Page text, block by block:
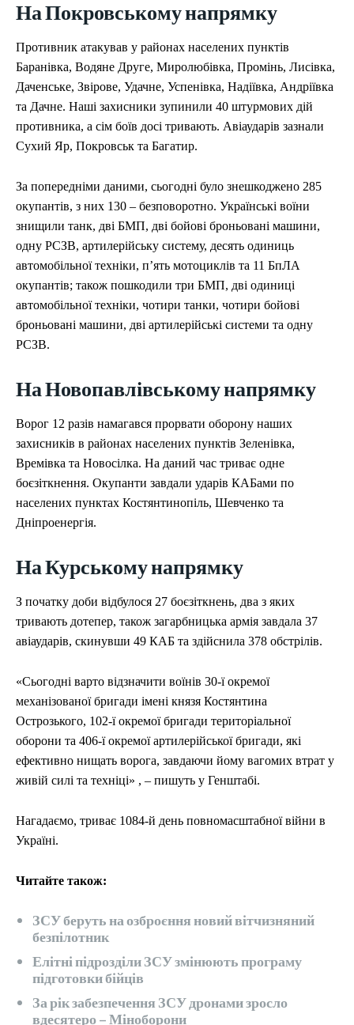
На Покровському напрямку
Противник атакував у районах населених пунктів
Баранівка, Водяне Друге, Миролюбівка, Промінь, Лисівка,
Даченське, Звірове, Удачне, Успенівка, Надіївка, Андріївка
та Дачне. Наші захисники зупинили 40 штурмових дій
противника, а сім боїв досі тривають. Авіаударів зазнали
Сухий Яр, Покровськ та Багатир.
За попередніми даними, сьогодні було знешкоджено 285
окупантів, з них 130 – безповоротно. Українські воїни
знищили танк, дві БМП, дві бойові броньовані машини,
одну РСЗВ, артилерійську систему, десять одиниць
автомобільної техніки, п’ять мотоциклів та 11 БпЛА
окупантів; також пошкодили три БМП, дві одиниці
автомобільної техніки, чотири танки, чотири бойові
броньовані машини, дві артилерійські системи та одну
РСЗВ.
На Новопавлівському напрямку
Ворог 12 разів намагався прорвати оборону наших
захисників в районах населених пунктів Зеленівка,
Времівка та Новосілка. На даний час триває одне
боєзіткнення. Окупанти завдали ударів КАБами по
населених пунктах Костянтинопіль, Шевченко та
Дніпроенергія.
На Курському напрямку
З початку доби відбулося 27 боєзіткнень, два з яких
тривають дотепер, також загарбницька армія завдала 37
авіаударів, скинувши 49 КАБ та здійснила 378 обстрілів.
«Сьогодні варто відзначити воїнів 30-ї окремої
механізованої бригади імені князя Костянтина
Острозького, 102-ї окремої бригади територіальної
оборони та 406-ї окремої артилерійської бригади, які
ефективно нищать ворога, завдаючи йому вагомих втрат у
живій силі та техніці» , – пишуть у Генштабі.
Нагадаємо, триває 1084-й день повномасштабної війни в
Україні.
Читайте також:
ЗСУ беруть на озброєння новий вітчизняний
безпілотник
Елітні підрозділи ЗСУ змінюють програму
підготовки бійців
За рік забезпечення ЗСУ дронами зросло
вдесятеро – Міноборони